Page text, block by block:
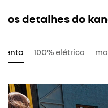
os detalhes do
100% elétrico